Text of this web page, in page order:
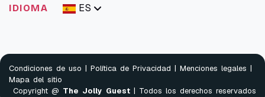
IDIOMA ES
Condiciones de uso | Política de Privacidad | Menciones legales |
Mapa del sitio
Copyright @ The Jolly Guest | Todos los derechos reservados